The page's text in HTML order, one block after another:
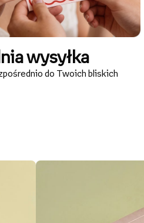
wysyłka
do Twoich bliskich